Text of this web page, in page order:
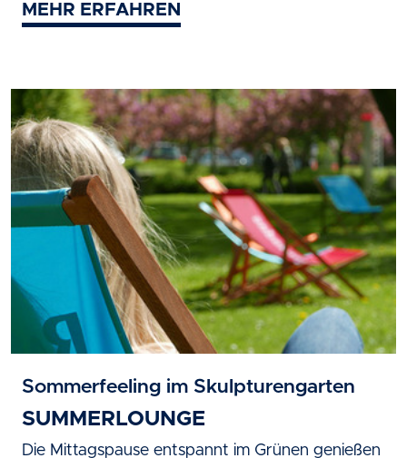
MEHR ERFAHREN
Sommerfeeling im Skulpturengarten
SUMMERLOUNGE
Die Mittagspause entspannt im Grünen genießen